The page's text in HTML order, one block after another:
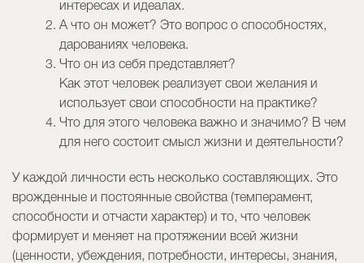
интересах и идеалах.
А что он может? Это вопрос о способностях,
дарованиях человека.
Что он из себя представляет?
Как этот человек реализует свои желания и
использует свои способности на практике?
Что для этого человека важно и значимо? В чем
для него состоит смысл жизни и деятельности?
У каждой личности есть несколько составляющих. Это
врожденные и постоянные свойства (темперамент,
способности и отчасти характер) и то, что человек
формирует и меняет на протяжении всей жизни
(ценности, убеждения, потребности, интересы, знания,